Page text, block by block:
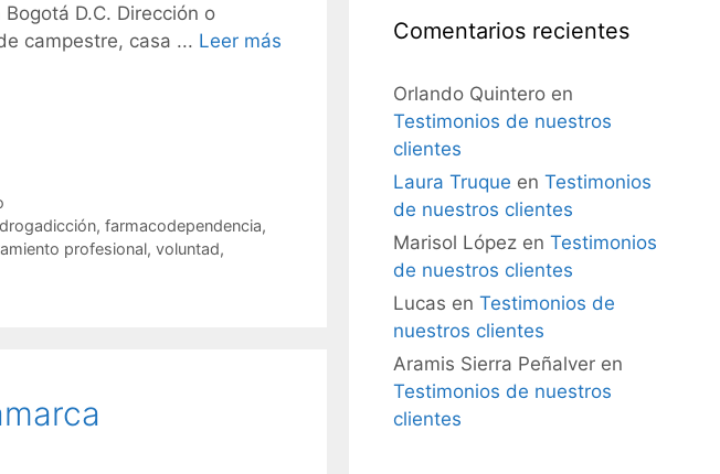
D.C. Dirección o
campestre, casa ... Leer más
drogadicción, farmacodependencia,
profesional, voluntad,
Comentarios recientes
Orlando Quintero en
Testimonios de nuestros
clientes
Laura Truque en Testimonios
de nuestros clientes
Marisol López en Testimonios
de nuestros clientes
Lucas en Testimonios de
nuestros clientes
Aramis Sierra Peñalver en
Testimonios de nuestros
clientes